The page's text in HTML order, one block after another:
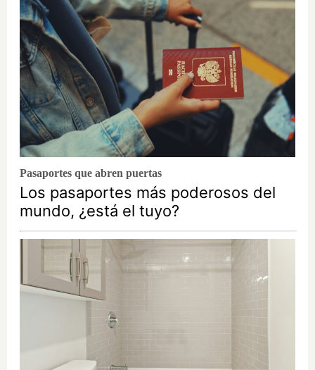
Pasaportes que abren puertas
Los pasaportes más poderosos del
mundo, ¿está el tuyo?